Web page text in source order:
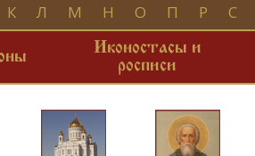
К Л М Н О П Р С
Иконостасы и
росписи